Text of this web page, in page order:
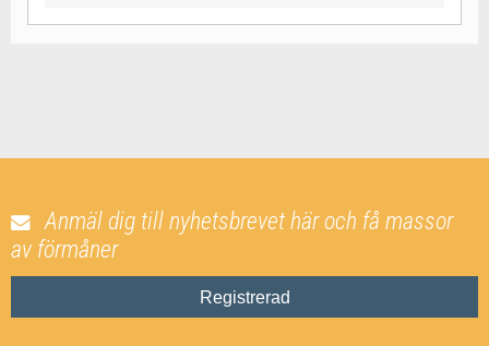
Anmäl dig till nyhetsbrevet här och få massor
av förmåner
Registrerad